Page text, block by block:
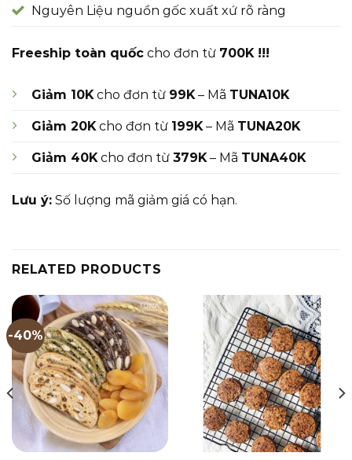
Nguyên Liệu nguồn gốc xuất xứ rõ ràng
Freeship toàn quốc cho đơn từ 700K !!!
Giảm 10Kcho đơn từ 99K– Mã TUNA10K
Giảm 20Kcho đơn từ 199K– Mã TUNA20K
Giảm 40Kcho đơn từ 379K– Mã TUNA40K
Lưu ý: Số lượng mã giảm giá có hạn.
RELATED PRODUCTS
-40%